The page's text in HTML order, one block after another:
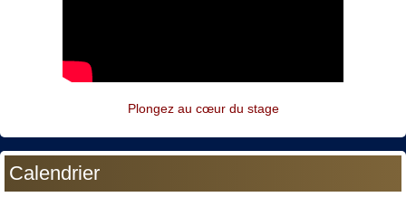
Plongez au cœur du stage
Calendrier